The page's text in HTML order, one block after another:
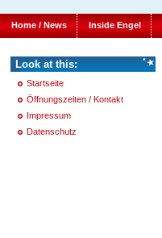
Home / News Inside Engel
Look at this:
Startseite
Öffnungszeiten / Kontakt
Impressum
Datenschutz